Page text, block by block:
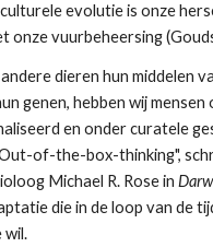
evolutie is onze
onze vuurbeheersing
dieren hun middelen
genen, hebben wij mensen
en onder curatele
of-the-box-thinking",
Michael R. Rose in
die in de loop van de
wil.